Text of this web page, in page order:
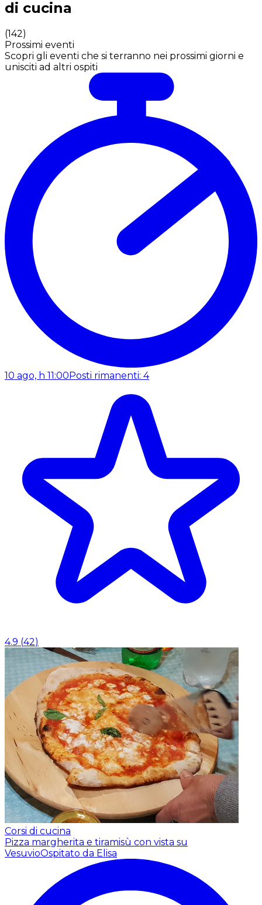
di cucina
(142)
Prossimi eventi
Scopri gli eventi che si terranno nei prossimi giorni e
unisciti ad altri ospiti
10 ago, h 11:00 Posti rimanenti: 4
4.9 (42)
Corsi di cucina
Pizza margherita e tiramisù con vista su
VesuvioOspitato da Elisa